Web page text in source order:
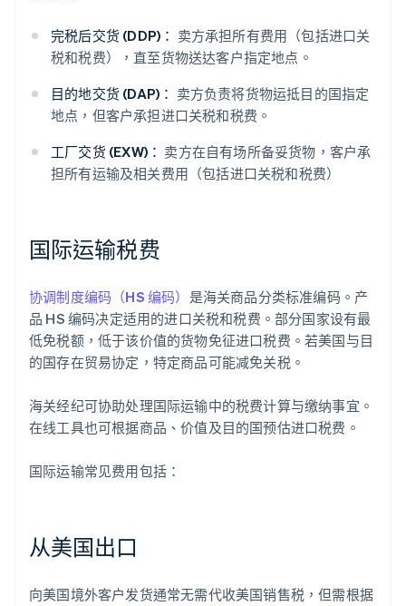
完税后交货 (DDP)： 卖方承担所有费用（包括进口关
税和税费），直至货物送达客户指定地点。
目的地交货 (DAP)： 卖方负责将货物运抵目的国指定
地点，但客户承担进口关税和税费。
工厂交货 (EXW)： 卖方在自有场所备妥货物，客户承
担所有运输及相关费用（包括进口关税和税费）
国际运输税费
协调制度编码（HS 编码） 是海关商品分类标准编码。产
品 HS 编码决定适用的进口关税和税费。部分国家设有最
低免税额，低于该价值的货物免征进口税费。若美国与目
的国存在贸易协定，特定商品可能减免关税。
海关经纪可协助处理国际运输中的税费计算与缴纳事宜。
在线工具也可根据商品、价值及目的国预估进口税费。
国际运输常见费用包括：
从美国出口
向美国境外客户发货通常无需代收美国销售税，但需根据